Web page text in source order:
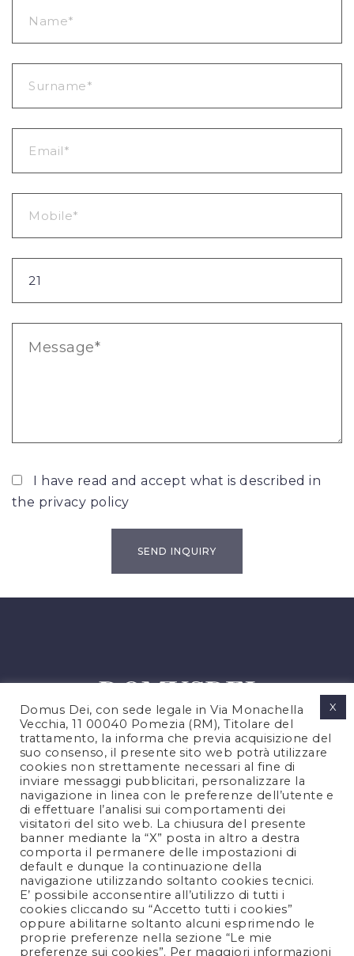
I have read and accept what is described in
the privacy policy
PRIVACY POLICY
COOKIES POLICY
LEGAL NOTES
CONTACTS
FOLLOW US
Domus Dei, con sede legale in Via Monachella
Vecchia, 11 00040 Pomezia (RM), Titolare del
trattamento, la informa che previa acquisizione del
suo consenso, il presente sito web potrà utilizzare
cookies non strettamente necessari al fine di
inviare messaggi pubblicitari, personalizzare la
navigazione in linea con le preferenze dell’utente e
di effettuare l’analisi sui comportamenti dei
visitatori del sito web. La chiusura del presente
banner mediante la “X” posta in altro a destra
comporta il permanere delle impostazioni di
default e dunque la continuazione della
navigazione utilizzando soltanto cookies tecnici.
E’ possibile acconsentire all’utilizzo di tutti i
cookies cliccando su “Accetto tutti i cookies”
oppure abilitarne soltanto alcuni esprimendo le
proprie preferenze nella sezione “Le mie
preferenze sui cookies”. Per maggiori informazioni
X